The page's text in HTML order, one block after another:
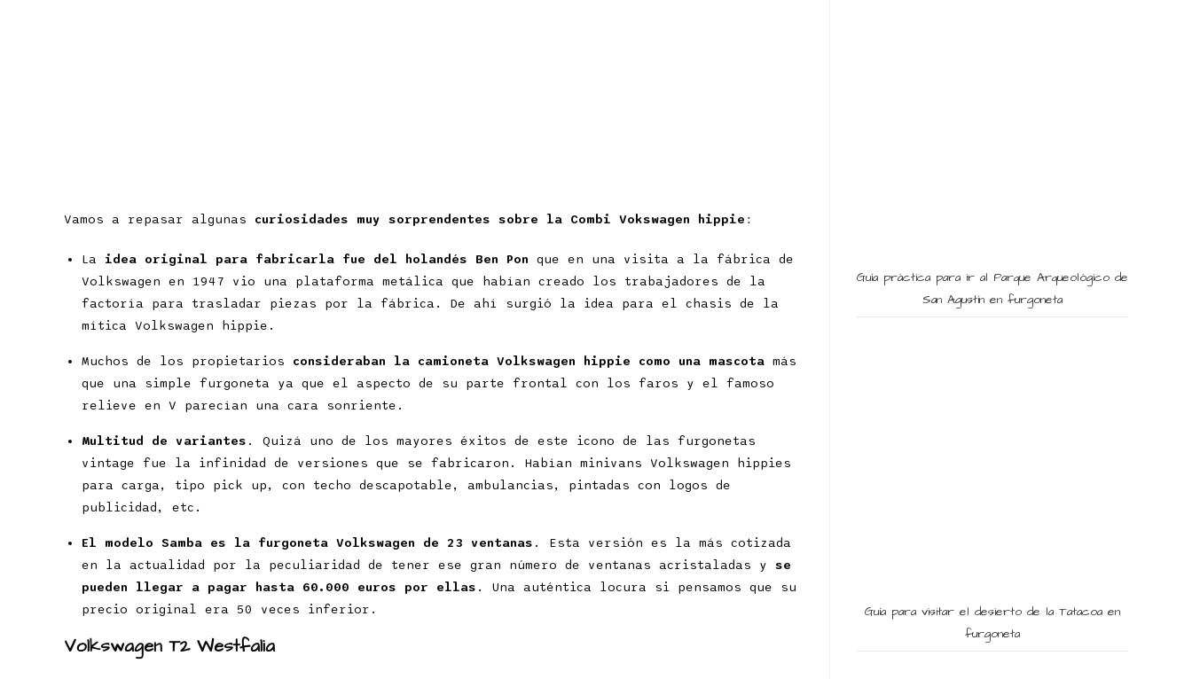
Vamos a repasar algunas curiosidades muy sorprendentes sobre la Combi Vokswagen hippie :
La idea original para fabricarla fue del holandés Ben Pon que en una visita a la fábrica de
Volkswagen en 1947 vio una plataforma metálica que habían creado los trabajadores de la
factoría para trasladar piezas por la fábrica. De ahí surgió la idea para el chasis de la
mítica Volkswagen hippie.
Muchos de los propietarios consideraban la camioneta Volkswagen hippie como una mascota más
que una simple furgoneta ya que el aspecto de su parte frontal con los faros y el famoso
relieve en V parecían una cara sonriente.
Multitud de variantes . Quizá uno de los mayores éxitos de este icono de las furgonetas
vintage fue la infinidad de versiones que se fabricaron. Habían minivans Volkswagen hippies
para carga, tipo pick up, con techo descapotable, ambulancias, pintadas con logos de
publicidad, etc.
El modelo Samba es la furgoneta Volkswagen de 23 ventanas . Esta versión es la más cotizada
en la actualidad por la peculiaridad de tener ese gran número de ventanas acristaladas y se
pueden llegar a pagar hasta 60.000 euros por ellas . Una auténtica locura si pensamos que su
precio original era 50 veces inferior.
Volkswagen T2 Westfalia
Guía práctica para ir al Parque Arqueológico de
San Agustín en furgoneta
Guía para visitar el desierto de la Tatacoa en
furgoneta